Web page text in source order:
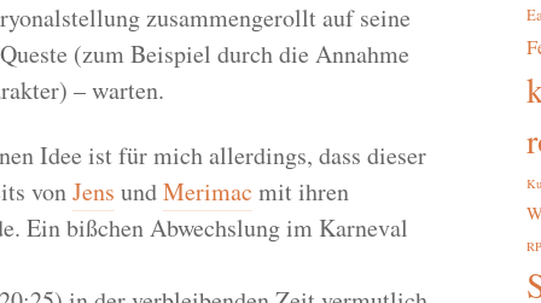
zusammengerollt auf seine
(zum Beispiel durch die Annahme
– warten.
Idee ist für mich allerdings, dass dieser
vonJens undMerimac mit ihren
Ein bißchen Abwechslung im Karneval